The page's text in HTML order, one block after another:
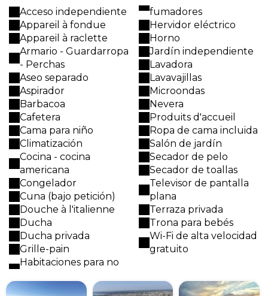
Acceso independiente
Appareil à fondue
Appareil à raclette
Armario - Guardarropa
- Perchas
Aseo separado
Aspirador
Barbacoa
Cafetera
Cama para niño
Climatización
Cocina - cocina
americana
Congelador
Cuna (bajo petición)
Douche à l'italienne
Ducha
Ducha privada
Grille-pain
Habitaciones para no
fumadores
Hervidor eléctrico
Horno
Jardín independiente
Lavadora
Lavavajillas
Microondas
Nevera
Produits d'accueil
Ropa de cama incluida
Salón de jardín
Secador de pelo
Secador de toallas
Televisor de pantalla
plana
Terraza privada
Trona para bebés
Wi-Fi de alta velocidad
gratuito